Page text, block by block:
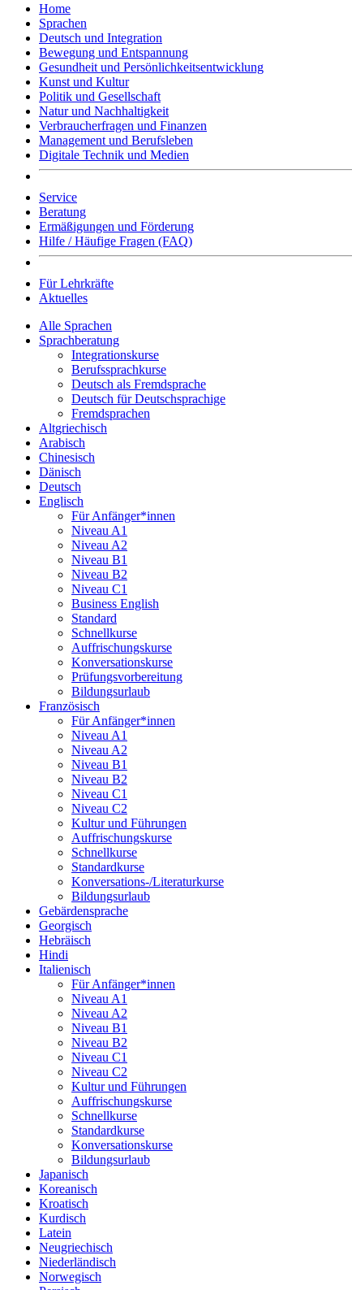
Home
Sprachen
Deutsch und Integration
Bewegung und Entspannung
Gesundheit und Persönlichkeitsentwicklung
Kunst und Kultur
Politik und Gesellschaft
Natur und Nachhaltigkeit
Verbraucherfragen und Finanzen
Management und Berufsleben
Digitale Technik und Medien
Service
Beratung
Ermäßigungen und Förderung
Hilfe / Häufige Fragen (FAQ)
Für Lehrkräfte
Aktuelles
Alle Sprachen
Sprachberatung
Integrationskurse
Berufssprachkurse
Deutsch als Fremdsprache
Deutsch für Deutschsprachige
Fremdsprachen
Altgriechisch
Arabisch
Chinesisch
Dänisch
Deutsch
Englisch
Für Anfänger*innen
Niveau A1
Niveau A2
Niveau B1
Niveau B2
Niveau C1
Business English
Standard
Schnellkurse
Auffrischungskurse
Konversationskurse
Prüfungsvorbereitung
Bildungsurlaub
Französisch
Für Anfänger*innen
Niveau A1
Niveau A2
Niveau B1
Niveau B2
Niveau C1
Niveau C2
Kultur und Führungen
Auffrischungskurse
Schnellkurse
Standardkurse
Konversations-/Literaturkurse
Bildungsurlaub
Gebärdensprache
Georgisch
Hebräisch
Hindi
Italienisch
Für Anfänger*innen
Niveau A1
Niveau A2
Niveau B1
Niveau B2
Niveau C1
Niveau C2
Kultur und Führungen
Auffrischungskurse
Schnellkurse
Standardkurse
Konversationskurse
Bildungsurlaub
Japanisch
Koreanisch
Kroatisch
Kurdisch
Latein
Neugriechisch
Niederländisch
Norwegisch